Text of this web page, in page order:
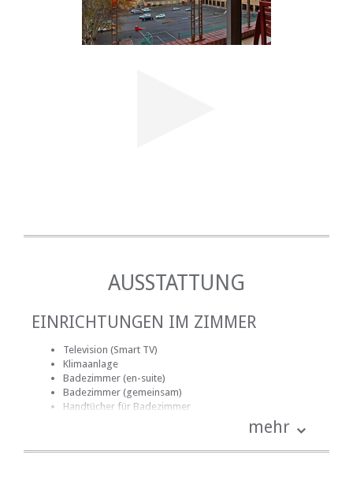
AUSSTATTUNG
EINRICHTUNGEN IM ZIMMER
Television (Smart TV)
Klimaanlage
Badezimmer (en-suite)
Badezimmer (gemeinsam)
Handtücher für Badezimmer
Küche (komplett ausgestattet)
mehr